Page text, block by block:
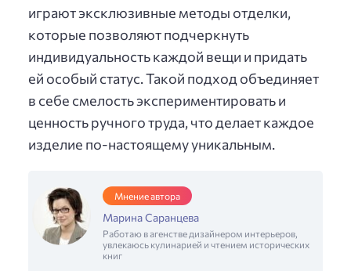
играют эксклюзивные методы отделки,
которые позволяют подчеркнуть
индивидуальность каждой вещи и придать
ей особый статус. Такой подход объединяет
в себе смелость экспериментировать и
ценность ручного труда, что делает каждое
изделие по-настоящему уникальным.
Мнение автора
Марина Саранцева
Работаю в агенстве дизайнером интерьеров,
увлекаюсь кулинарией и чтением исторических
книг